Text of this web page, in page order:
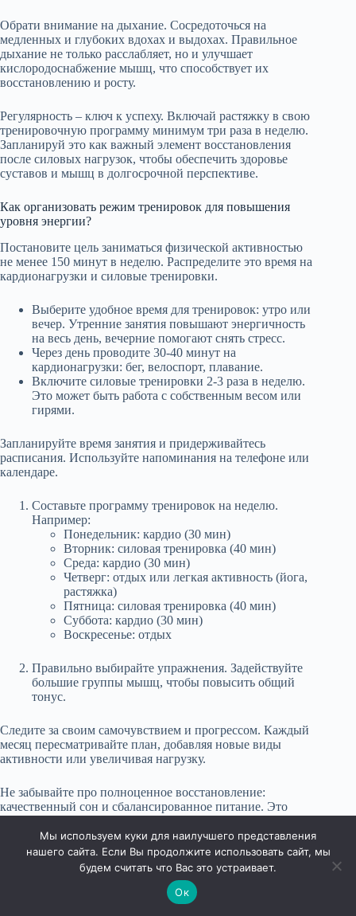
Обрати внимание на дыхание. Сосредоточься на
медленных и глубоких вдохах и выдохах. Правильное
дыхание не только расслабляет, но и улучшает
кислородоснабжение мышц, что способствует их
восстановлению и росту.
Регулярность – ключ к успеху. Включай растяжку в свою
тренировочную программу минимум три раза в неделю.
Запланируй это как важный элемент восстановления
после силовых нагрузок, чтобы обеспечить здоровье
суставов и мышц в долгосрочной перспективе.
Как организовать режим тренировок для повышения
уровня энергии?
Постановите цель заниматься физической активностью
не менее 150 минут в неделю. Распределите это время на
кардионагрузки и силовые тренировки.
Выберите удобное время для тренировок: утро или
вечер. Утренние занятия повышают энергичность
на весь день, вечерние помогают снять стресс.
Через день проводите 30-40 минут на
кардионагрузки: бег, велоспорт, плавание.
Включите силовые тренировки 2-3 раза в неделю.
Это может быть работа с собственным весом или
гирями.
Запланируйте время занятия и придерживайтесь
расписания. Используйте напоминания на телефоне или
календаре.
Составьте программу тренировок на неделю.
Например:
Понедельник: кардио (30 мин)
Вторник: силовая тренировка (40 мин)
Среда: кардио (30 мин)
Четверг: отдых или легкая активность (йога,
растяжка)
Пятница: силовая тренировка (40 мин)
Суббота: кардио (30 мин)
Воскресенье: отдых
Правильно выбирайте упражнения. Задействуйте
большие группы мышц, чтобы повысить общий
тонус.
Следите за своим самочувствием и прогрессом. Каждый
месяц пересматривайте план, добавляя новые виды
активности или увеличивая нагрузку.
Не забывайте про полноценное восстановление:
качественный сон и сбалансированное питание. Это
результатов.Мы используем куки для наилучшего представления
нашего сайта. Если Вы продолжите использовать сайт, мы
будем считать что Вас это устраивает.
Ок